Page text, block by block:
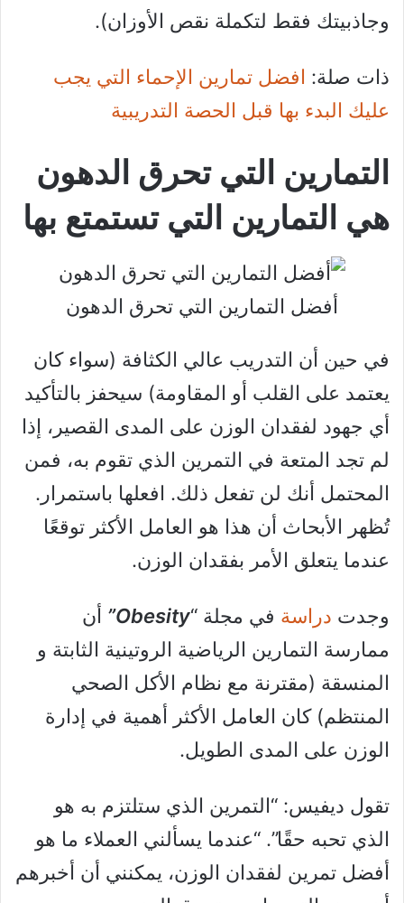
وجاذبيتك فقط لتكملة نقص الأوزان).
ذات صلة: افضل تمارين الإحماء التي يجب
عليك البدء بها قبل الحصة التدريبية
التمارين التي تحرق الدهون
هي التمارين التي تستمتع بها
أفضل التمارين التي تحرق الدهون
في حين أن التدريب عالي الكثافة (سواء كان
يعتمد على القلب أو المقاومة) سيحفز بالتأكيد
أي جهود لفقدان الوزن على المدى القصير، إذا
لم تجد المتعة في التمرين الذي تقوم به، فمن
المحتمل أنك لن تفعل ذلك. افعلها باستمرار.
تُظهر الأبحاث أن هذا هو العامل الأكثر توقعًا
عندما يتعلق الأمر بفقدان الوزن.
وجدت دراسة في مجلة “Obesity”
أن
ممارسة التمارين الرياضية الروتينية الثابتة و
المنسقة (مقترنة مع نظام الأكل الصحي
المنتظم) كان العامل الأكثر أهمية في إدارة
الوزن على المدى الطويل.
تقول ديفيس: “التمرين الذي ستلتزم به هو
الذي تحبه حقًا”. “عندما يسألني العملاء ما هو
أفضل تمرين لفقدان الوزن، يمكنني أن أخبرهم